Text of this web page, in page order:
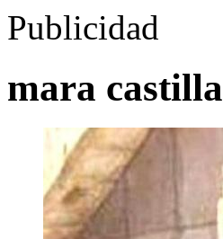
Publicidad
mara castilla